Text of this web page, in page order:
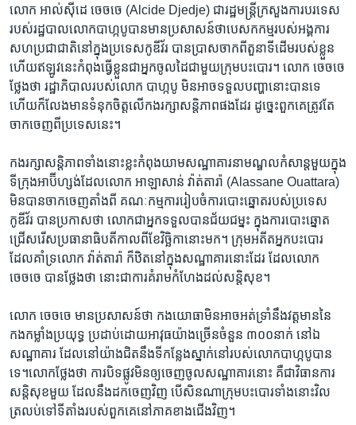
លោក​ អាល់ស៊ីដេ​ ចេចចេ​ (Alcide Djedje)​ ជា​រដ្ឋមន្រ្តី​ក្រសួង​ការបរទេស​
របស់​រដ្ឋបាល​លោក​បាហ្កបូ​បាន​មាន​ប្រសាសន៍​ថា​បេសកកម្ម​របស់​អង្គការ​
សហប្រជា​ជាតិ​នៅ​ក្នុង​ប្រទេស​កូឌីវ័រ​ បាន​ប្រាសចាក​ពី​តួនាទី​ដើម​របស់​ខ្លួន​
ហើយ​ឥឡូវនេះ​កំពុង​ធ្វើ​ខ្លួន​ជា​អ្នក​ចូលដៃ​ជាមួយ​ក្រុមបះបោរ។ លោក​ ចេចចេ
ថ្លែង​ថា​ រដ្ឋាភិបាល​របស់​លោក​ បាហ្កបូ​ មិន​អាច​ទទួល​បញ្ហា​នោះ​បាន​ទេ​
ហើយ​ក៏លែង​មាន​ទំនុកចិត្ត​លើ​កងរក្សា​សន្តិភាព​ផងដែរ​ ដូច្នេះ​ពួកគេ​ត្រូវតែ​
ចាកចេញ​ពី​ប្រទេស​នេះ។
កងរក្សា​សន្តិភាព​ទាំងនោះ​ខ្លះ​កំពុង​យាម​សណ្ឋាគារ​នា​មណ្ឌល​កំសាន្ត​មួយ​ក្នុង​
ទីក្រុង​អាប៊ីហ្សង់​ដែល​លោក​ អាឡាសាន់​ វ៉ាត់តារ៉ា​ (Alassane Ouattara)​
មិន​បាន​ចាកចេញ​តាំងពី​ គណៈ​កម្មការ​រៀបចំ​ការបោះឆ្នោត​របស់​ប្រទេស​
កូឌីវ័រ​ បាន​ប្រកាស​ថា​ លោក​ជា​អ្នក​ទទួល​បាន​ជ័យជម្នះ​ ក្នុង​ការបោះឆ្នោត​
ជ្រើសរើស​ប្រធានាធិបតី​កាលពី​ខែវិច្ឆិកា​នោះ​មក។ ក្រុម​អតីត​អ្នកបះបោរ​
ដែល​គាំទ្រ​លោក​ វ៉ាត់តារ៉ា​ ក៏​ឋិត​នៅក្នុង​សណ្ឋាគារ​នោះ​ដែរ​ ដែល​លោក​
ចេចចេ​ បាន​ថ្លែង​ថា​ នោះ​ជា​ការគំរាមកំហែង​ដល់​សន្តិសុខ។
លោក​ ចេចចេ​ មាន​ប្រសាសន៍​ថា កងយោធា​មិនអាច​អត់ទ្រាំ​នឹង​វត្តមាន​នៃ​
កងកម្លាំង​ប្រយុទ្ធ​ ប្រដាប់​ដោយ​អាវុធ​យ៉ាងច្រើន​ចំនួន​ ៣០០នាក់​ នៅ​ឯ​
សណ្ឋាគារ​ ដែល​នៅ​យ៉ាងជិត​នឹង​ទីកន្លែង​ស្នាក់នៅ​របស់​លោក​បាហ្កបូ​បាន​
ទេ។​លោក​ថ្លែងថា​ ការបិទផ្លូវ​មិនឲ្យ​ចេញចូល​សណ្ឋាគារ​នោះ​ គឺ​ជា​វិធានការ​
សន្តិសុខ​មួយ​ ដែល​នឹង​ដក​ចេញ​វិញ​ បើសិនណា​ក្រុមបះបោរ​ទាំងនោះ​វិល​
ត្រលប់​ទៅ​ទីតាំង​របស់​ពួកគេ​នៅ​ភាគ​ខាងជើង​វិញ។